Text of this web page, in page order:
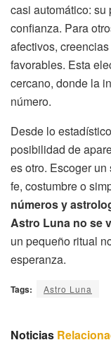
casi automático:
confianza. Para
afectivos,
favorables. Esta
cercano, donde la
número.
Desde lo
posibilidad de
es otro. Escoger
fe, costumbre o
números y
Astro Luna no se
un pequeño ritual
esperanza.
Tags: Astro Luna
Noticias